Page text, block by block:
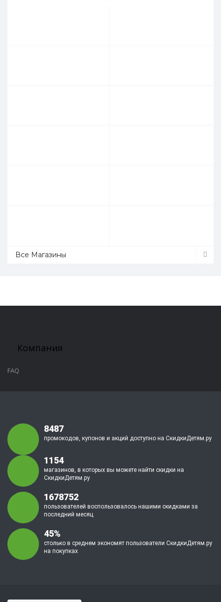
Все Магазины
Компания
FAQ
8487
промокодов, купонов и акций доступно на СкидкиДетям.ру
1154
магазинов, в которых вы можете найти скидки на
СкидкиДетям.ру
1678752
пользователей воспользовалось нашими скидками за
последний месяц
45%
столько в среднем экономят пользователи СкидкиДетям.ру
на покупках